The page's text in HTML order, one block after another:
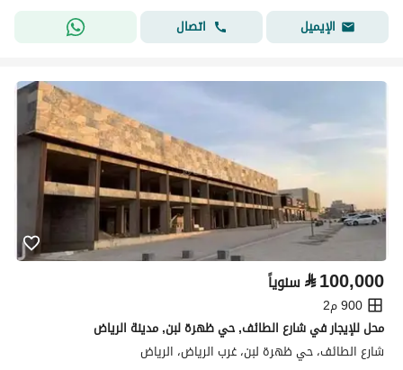
الإيميل
اتصال
⃁100,000 سنوياً
900 م2
محل للإيجار في شارع الطائف, حي ظهرة لبن, مدينة الرياض
شارع الطائف، حي ظهرة لبن، غرب الرياض، الرياض